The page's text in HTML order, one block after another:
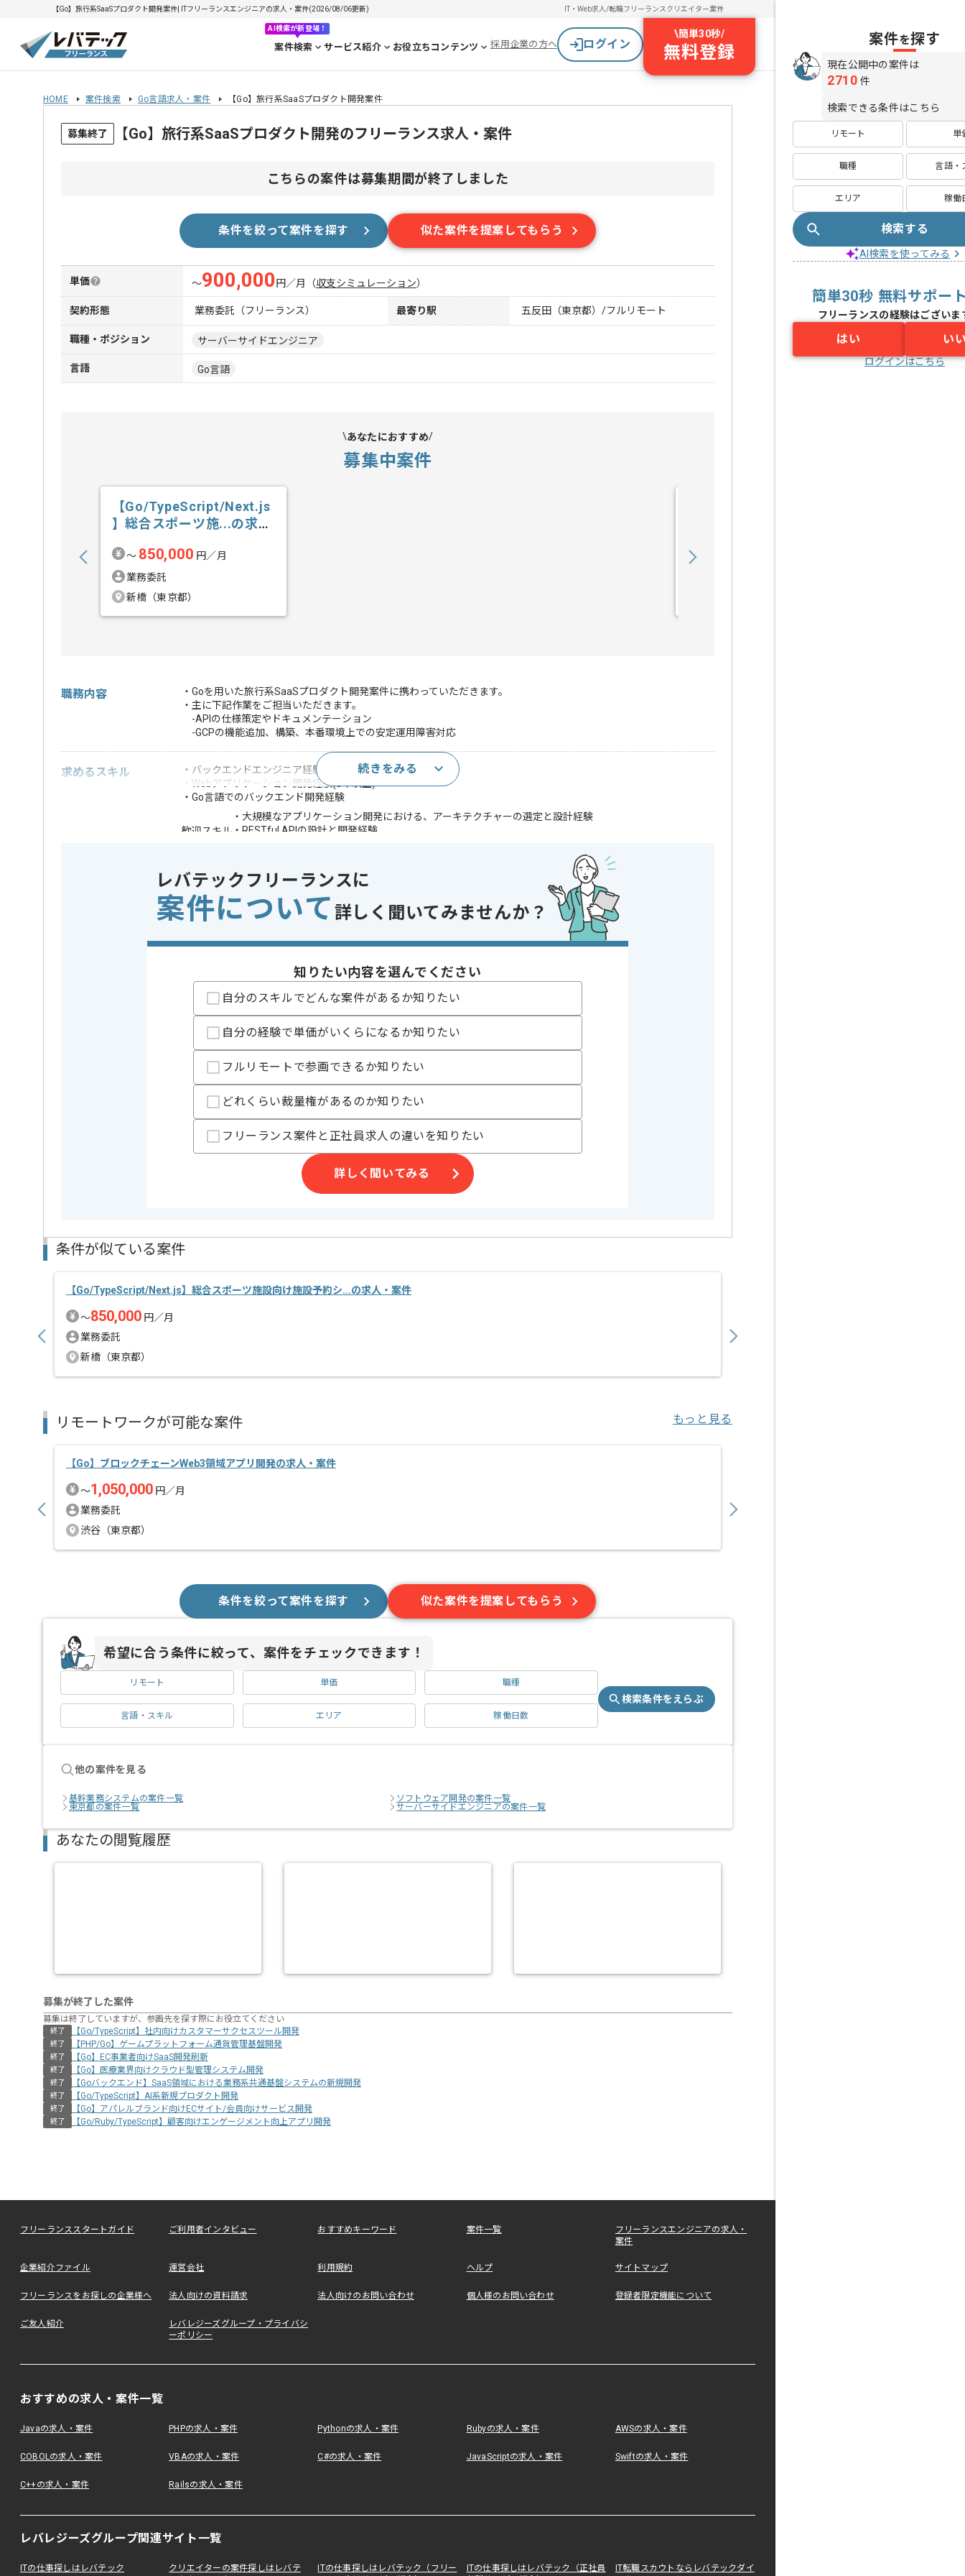
【Go】旅行系SaaSプロダクト開発案件| ITフリーランスエンジニアの求人・案件(2026/08/06更新) IT・Web求人/転職フリーランスクリエイター案件
AI検索が新登場！
案件検索 サービス紹介 お役立ちコンテンツ 採用企業の方へ ログイン
\簡単30秒/
無料登録
HOME 案件検索 Go言語求人・案件 【Go】旅行系SaaSプロダクト開発案件
募集終了 【Go】旅行系SaaSプロダクト開発のフリーランス求人・案件
こちらの案件は募集期間が終了しました
条件を絞って案件を探す 似た案件を提案してもらう
単価 〜900,000 円／月 （収支シミュレーション）
契約形態 業務委託（フリーランス） 最寄り駅 五反田（東京都）/フルリモート
職種・ポジション サーバーサイドエンジニア
言語 Go言語
あなたにおすすめ
募集中案件
【Go/TypeScript/Next.js
】総合スポーツ施...の求
〜 850,000 円／月
業務委託
新橋（東京都）
職務内容
・Goを用いた旅行系SaaSプロダクト開発案件に携わっていただきます。
・主に下記作業をご担当いただきます。
-APIの仕様策定やドキュメンテーション
-GCPの機能追加、構築、本番環境上での安定運用障害対応
求めるスキル
・バックエンドエンジニア経験(8年以上)
・Webアプリケーション開発経験(3年以上)
・Go言語でのバックエンド開発経験
歓迎スキル
・大規模なアプリケーション開発における、アーキテクチャーの選定と設計経験
・RESTful APIの設計と開発経験
※上記に似た経験やスキルをお持ちであれば申し込み可能なケースもございます！まずはお気軽にご相談ください！
この案件で扱う技術 クラウド Google Cloud Platform
この案件のポイント 業務内容
ソフトウェア開発
特徴
20代活躍中 , 30代活躍中 , 40代活躍中
精算条件
有
精算基準時間
140時間〜180時間
支払いサイト
レバテックでの実績がある企業の案件でございます。
Goでの開発経験を活かすことができます。
ご経験と実績に応じてスライド案件のご提案も差し上げる場合がございます。
リモート作業を導入しております
続きをみる
レバテックフリーランスに
案件について 詳しく聞いてみませんか？
知りたい内容を選んでください
自分のスキルでどんな案件があるか知りたい
自分の経験で単価がいくらになるか知りたい
フルリモートで参画できるか知りたい
どれくらい裁量権があるのか知りたい
フリーランス案件と正社員求人の違いを知りたい
詳しく聞いてみる
条件が似ている案件
【Go/TypeScript/Next.js】総合スポーツ施設向け施設予約シ...の求人・案件
〜850,000 円／月
業務委託
新橋（東京都）
リモートワークが可能な案件 もっと見る
【Go】ブロックチェーンWeb3領域アプリ開発の求人・案件
〜1,050,000 円／月
業務委託
渋谷（東京都）
条件を絞って案件を探す 似た案件を提案してもらう
希望に合う条件に絞って、案件をチェックできます！
リモート 単価 職種
言語・スキル エリア 稼働日数
検索条件をえらぶ
他の案件を見る
基幹業務システムの案件一覧
ソフトウェア開発の案件一覧
東京都の案件一覧
サーバーサイドエンジニアの案件一覧
あなたの閲覧履歴
募集が終了した案件
募集は終了していますが、参画先を探す際にお役立てください
終了 【Go/TypeScript】社内向けカスタマーサクセスツール開発
終了 【PHP/Go】ゲームプラットフォーム通貨管理基盤開発
終了 【Go】EC事業者向けSaaS開発刷新
終了 【Go】医療業界向けクラウド型管理システム開発
終了 【Goバックエンド】SaaS領域における業務系共通基盤システムの新規開発
終了 【Go/TypeScript】AI系新規プロダクト開発
終了 【Go】アパレルブランド向けECサイト/会員向けサービス開発
終了 【Go/Ruby/TypeScript】顧客向けエンゲージメント向上アプリ開発
フリーランススタートガイド ご利用者インタビュー おすすめキーワード 案件一覧
フリーランスエンジニアの求人・
案件
企業紹介ファイル 運営会社 利用規約 ヘルプ サイトマップ
フリーランスをお探しの企業様へ 法人向けの資料請求 法人向けのお問い合わせ 個人様のお問い合わせ 登録者限定機能について
ご友人紹介
レバレジーズグループ・プライバシ
ーポリシー
おすすめの求人・案件一覧
Javaの求人・案件 PHPの求人・案件 Pythonの求人・案件 Rubyの求人・案件 AWSの求人・案件
COBOLの求人・案件 VBAの求人・案件 C#の求人・案件 JavaScriptの求人・案件 Swiftの求人・案件
C++の求人・案件 Railsの求人・案件
レバレジーズグループ関連サイト一覧
ITの仕事探しはレバテック
クリエイターの案件探しはレバテ
ITの仕事探しはレバテック（フリー
ITの仕事探しはレバテック（正社員
IT転職スカウトならレバテックダイ
案件を探す
現在公開中の案件は
2710 件
検索できる条件はこちら
リモート 単
職種 言語・
エリア 稼働
検索する
AI検索を使ってみる
簡単30秒 無料サポー
フリーランスの経験はございま
はい い
ログインはこちら